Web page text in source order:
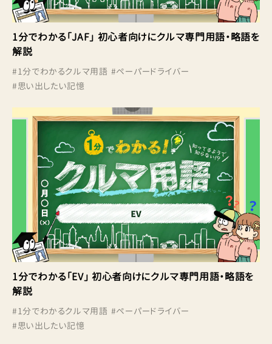
1分でわかる「JAF」 初心者向けにクルマ専門用語・略語を
解説
#1分でわかるクルマ用語 #ペーパードライバー
#思い出したい記憶
1分でわかる「EV」 初心者向けにクルマ専門用語・略語を
解説
#1分でわかるクルマ用語 #ペーパードライバー
#思い出したい記憶